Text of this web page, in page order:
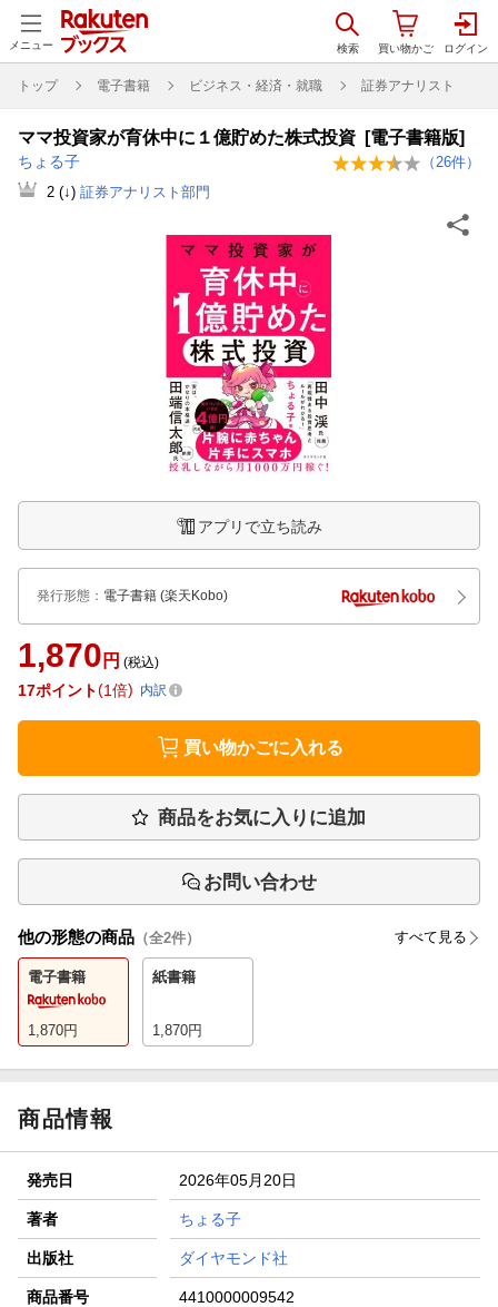
メニュー
トップ 電子書籍 ビジネス・経済・就職 証券アナリスト
ママ投資家が育休中に１億貯めた株式投資 [電子書籍版]
ちょる子 （26件）
2 (↓) 証券アナリスト部門
アプリで立ち読み
発行形態 ： 電子書籍 (楽天Kobo)
1,870 円 (税込)
17ポイント 1倍 内訳
買い物かごに入れる
商品をお気に入りに追加
お問い合わせ
他の形態の商品 （全2件） すべて見る
電子書籍
1,870円
紙書籍
1,870円
商品情報
発売日 2026年05月20日
著者 ちょる子
出版社 ダイヤモンド社
商品番号 4410000009542